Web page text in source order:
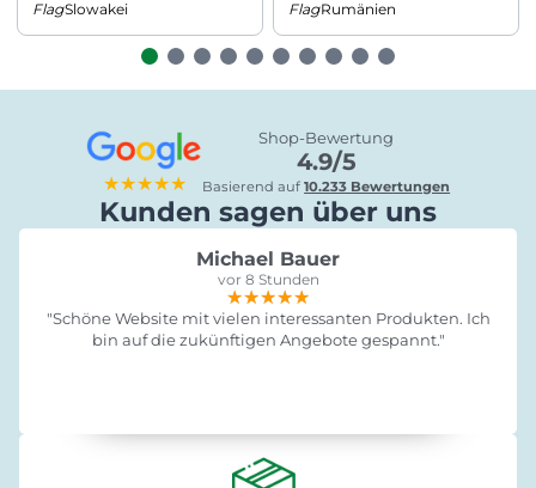
Slowakei Rumänien
★★★★★
Shop-Bewertung
4.9/5
Basierend auf10.233 Bewertungen
Kunden sagen über uns
Michael Bauer
vor 8 Stunden
★★★★★
★★★★★
★★★★★
"Schöne Website mit vielen interessanten Produkten. Ich
bin auf die zukünftigen Angebote gespannt."